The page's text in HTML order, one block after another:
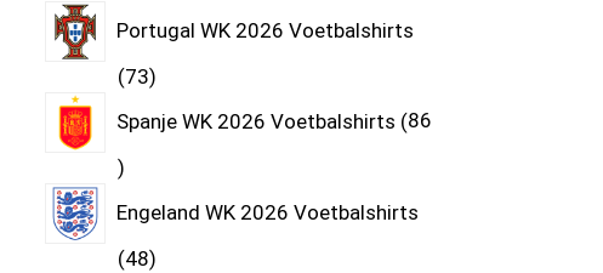
Portugal WK 2026 Voetbalshirts
73
Spanje WK 2026 Voetbalshirts 86
Engeland WK 2026 Voetbalshirts
48